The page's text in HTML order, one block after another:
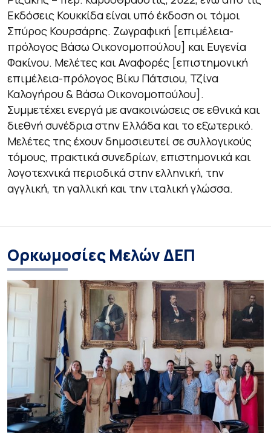
Εκδόσεις Κουκκίδα είναι υπό έκδοση οι τόμοι
Σπύρος Κουρσάρης. Ζωγραφική [επιμέλεια-
πρόλογος Βάσω Οικονομοπούλου] και Ευγενία
Φακίνου. Μελέτες και Αναφορές [επιστημονική
επιμέλεια-πρόλογος Βίκυ Πάτσιου, Τζίνα
Καλογήρου & Βάσω Οικονομοπούλου].
Συμμετέχει ενεργά με ανακοινώσεις σε εθνικά και
διεθνή συνέδρια στην Ελλάδα και το εξωτερικό.
Μελέτες της έχουν δημοσιευτεί σε συλλογικούς
τόμους, πρακτικά συνεδρίων, επιστημονικά και
λογοτεχνικά περιοδικά στην ελληνική, την
αγγλική, τη γαλλική και την ιταλική γλώσσα.
Ορκωμοσίες Μελών ΔΕΠ